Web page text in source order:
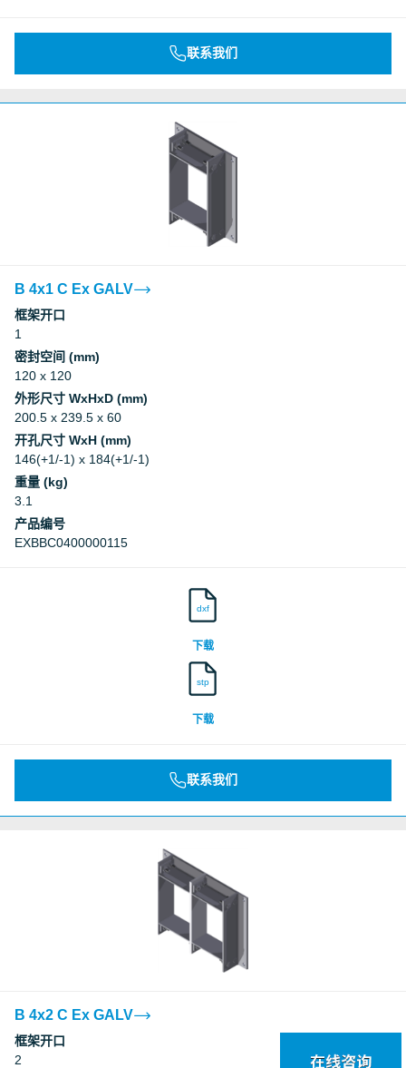
联系我们
B 4x1 C Ex GALV
框架开口
1
密封空间 (mm)
120 x 120
外形尺寸 WxHxD (mm)
200.5 x 239.5 x 60
开孔尺寸 WxH (mm)
146(+1/-1) x 184(+1/-1)
重量 (kg)
3.1
产品编号
EXBBC0400000115
dxf
下载
stp
下载
联系我们
B 4x2 C Ex GALV
框架开口
2